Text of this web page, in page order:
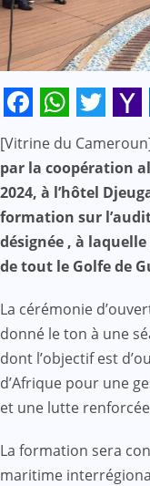
Facebook
[Vitrine du
par la coopération
2024, à l’hôtel
formation sur
désignée , à
de tout le Golfe de
La cérémonie
donné le ton à une
dont l’objectif est
d’Afrique pour une
et une lutte
La formation sera
maritime